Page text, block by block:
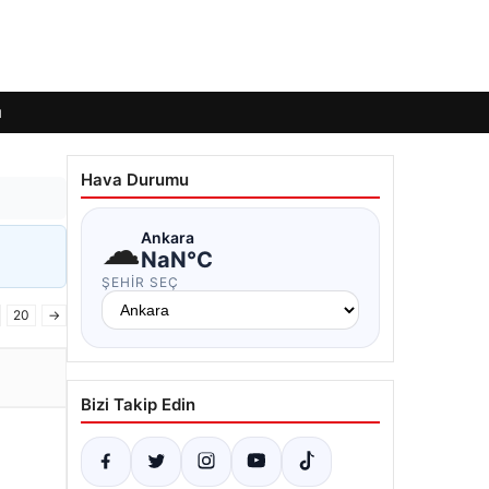
20 →
Hava Durumu
☁Ankara
NaN°C
ŞEHIR SEÇ
Bizi Takip Edin